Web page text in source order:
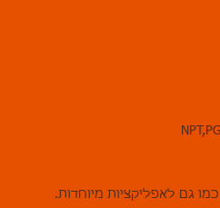
גם לאפליקציות מיוחדות.